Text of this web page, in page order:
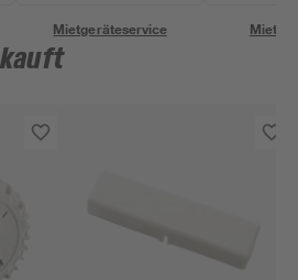
Mietgeräteservice